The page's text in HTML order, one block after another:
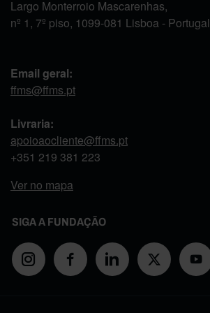
Largo Monterroio Mascarenhas,
nº 1, 7º piso, 1099-081 Lisboa - Portugal
Email geral:
ffms@ffms.pt
Livraria:
apoioaocliente@ffms.pt
+351 219 381 223
Ver no mapa
SIGA A FUNDAÇÃO